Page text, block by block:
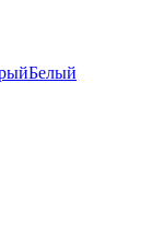
Белый